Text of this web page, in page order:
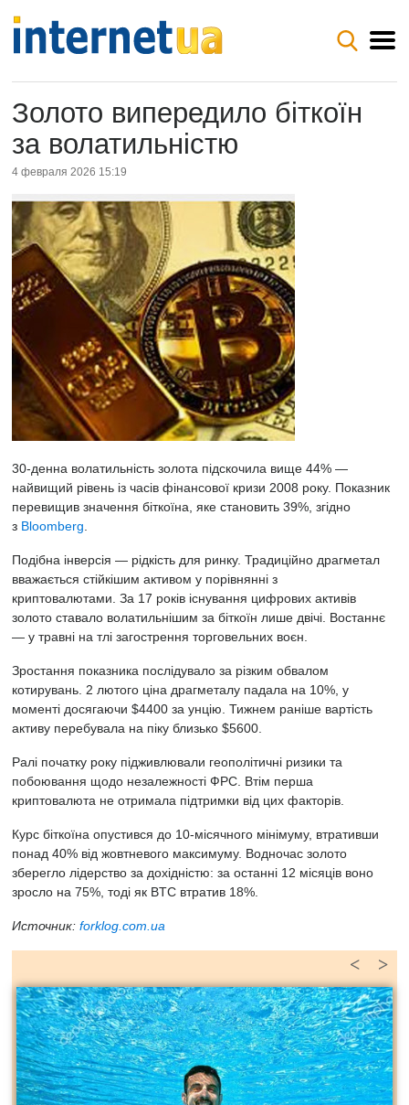
Золото випередило біткоїн
за волатильністю
4 февраля 2026 15:19
30-денна волатильність золота підскочила вище 44% —
найвищий рівень із часів фінансової кризи 2008 року. Показник
перевищив значення біткоїна, яке становить 39%, згідно
з Bloomberg
Подібна інверсія — рідкість для ринку. Традиційно драгметал
вважається стійкішим активом у порівнянні з
криптовалютами. За 17 років існування цифрових активів
золото ставало волатильнішим за біткоїн лише двічі. Востаннє
— у травні на тлі загострення торговельних воєн.
Зростання показника послідувало за різким обвалом
котирувань. 2 лютого ціна драгметалу падала на 10%, у
моменті досягаючи $4400 за унцію. Тижнем раніше вартість
активу перебувала на піку близько $5600.
Ралі початку року підживлювали геополітичні ризики та
побоювання щодо незалежності ФРС . Втім перша
криптовалюта не отримала підтримки від цих факторів.
Курс біткоїна опустився до 10-місячного мінімуму, втративши
понад 40% від жовтневого максимуму. Водночас золото
зберегло лідерство за дохідністю: за останні 12 місяців воно
зросло на 75%, тоді як BTC втратив 18%.
Источник: forklog.com.ua
>
<